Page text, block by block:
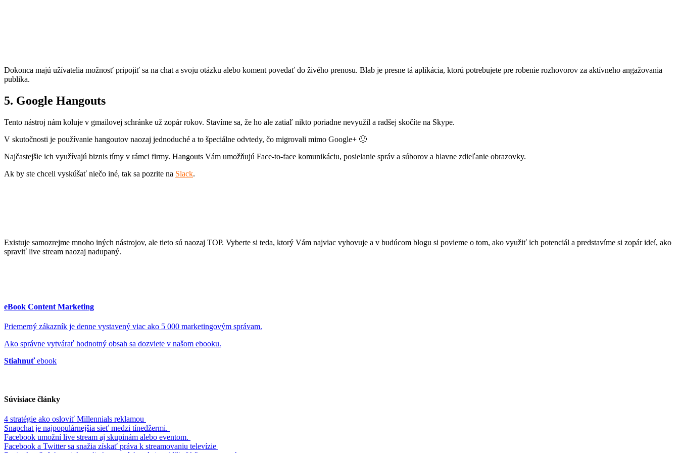
Dokonca majú užívatelia možnosť pripojiť sa na chat a svoju otázku alebo koment povedať do živého prenosu. Blab je presne tá aplikácia, ktorú potrebujete pre robenie rozhovorov za aktívneho angažovania
publika.
5. Google Hangouts
Tento nástroj nám koluje v gmailovej schránke už zopár rokov. Stavíme sa, že ho ale zatiaľ nikto poriadne nevyužil a radšej skočíte na Skype.
V skutočnosti je používanie hangoutov naozaj jednoduché a to špeciálne odvtedy, čo migrovali mimo Google+ 🙂
Najčastejšie ich využívajú biznis tímy v rámci firmy. Hangouts Vám umožňujú Face-to-face komunikáciu, posielanie správ a súborov a hlavne zdieľanie obrazovky.
Ak by ste chceli vyskúšať niečo iné, tak sa pozrite na Slack.
Existuje samozrejme mnoho iných nástrojov, ale tieto sú naozaj TOP. Vyberte si teda, ktorý Vám najviac vyhovuje a v budúcom blogu si povieme o tom, ako využiť ich potenciál a predstavíme si zopár ideí, ako
spraviť live stream naozaj nadupaný.
eBook Content Marketing
Priemerný zákazník je denne vystavený viac ako 5 000 marketingovým správam.
Ako správne vytvárať hodnotný obsah sa dozviete v našom ebooku.
Stiahnuťebook
Súvisiace články
4 stratégie ako osloviť Millennials reklamou
Snapchat je najpopulárnejšia sieť medzi tínedžermi.
Facebook umožní live stream aj skupinám alebo eventom.
Facebook a Twitter sa snažia získať práva k streamovaniu televízie